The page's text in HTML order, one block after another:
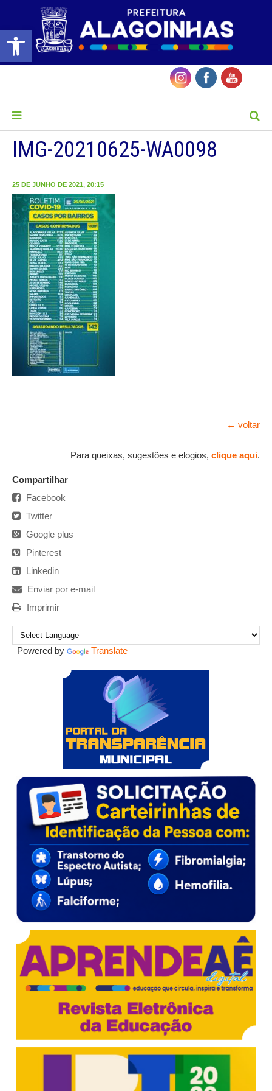
Barra de Ferramentas Aberta
IMG-20210625-WA0098
25 DE JUNHO DE 2021, 20:15
← voltar
Para queixas, sugestões e elogios, clique aqui.
Compartilhar
Facebook
Twitter
Google plus
Pinterest
Linkedin
Enviar por e-mail
Imprimir
Powered by Translate